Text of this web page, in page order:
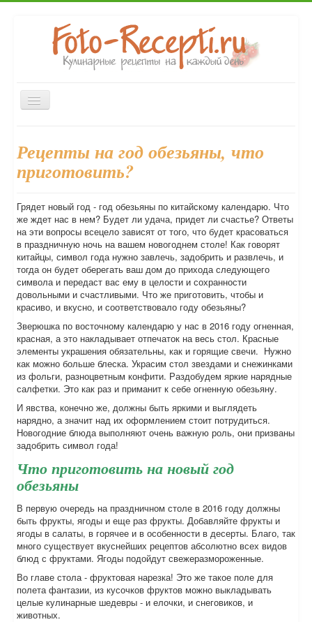
Включить/
выключить
Десерты
Выпечка Напитки
Консервирование
Форум
Рецепты на год обезьяны, что
приготовить?
Грядет новый год - год обезьяны по китайскому календарю. Что
же ждет нас в нем? Будет ли удача, придет ли счастье? Ответы
на эти вопросы всецело зависят от того, что будет красоваться
в праздничную ночь на вашем новогоднем столе! Как говорят
китайцы, символ года нужно завлечь, задобрить и развлечь, и
тогда он будет оберегать ваш дом до прихода следующего
символа и передаст вас ему в целости и сохранности
довольными и счастливыми. Что же приготовить, чтобы и
красиво, и вкусно, и соответствовало году обезьяны?
Зверюшка по восточному календарю у нас в 2016 году огненная,
красная, а это накладывает отпечаток на весь стол. Красные
элементы украшения обязательны, как и горящие свечи. Нужно
как можно больше блеска. Украсим стол звездами и снежинками
из фольги, разноцветным конфити. Раздобудем яркие нарядные
салфетки. Это как раз и приманит к себе огненную обезьяну.
И явства, конечно же, должны быть яркими и выглядеть
нарядно, а значит над их оформлением стоит потрудиться.
Новогодние блюда выполняют очень важную роль, они призваны
задобрить символ года!
Что приготовить на новый год
обезьяны
В первую очередь на праздничном столе в 2016 году должны
быть фрукты, ягоды и еще раз фрукты. Добавляйте фрукты и
ягоды в салаты, в горячее и в особенности в десерты. Благо, так
много существует вкуснейших рецептов абсолютно всех видов
блюд с фруктами. Ягоды подойдут свежеразмороженные.
Во главе стола - фруктовая нарезка! Это же такое поле для
полета фантазии, из кусочков фруктов можно выкладывать
целые кулинарные шедевры - и елочки, и снеговиков, и
животных.